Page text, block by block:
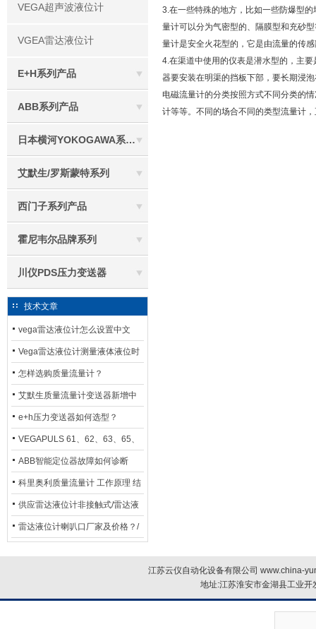
VEGA超声波液位计
VGEA雷达液位计
E+H系列产品
ABB系列产品
日本横河YOKOGAWA系列产品
艾默生/罗斯蒙特系列
西门子系列产品
霍尼韦尔品牌系列
川仪PDS压力变送器
技术文章
vega雷达液位计怎么设置中文
Vega雷达液位计测量液体液位时
应如何选型？
怎样选购质量流量计？
艾默生质量流量计变送器新增中
文显示选项，操作更便捷
e+h压力变送器如何选型？
VEGAPULS 61、62、63、65、
66在化工行业中的应用
ABB智能定位器故障如何诊断
科里奥利质量流量计 工作原理 结
构特点 选用安装使用
供应雷达液位计非接触式/雷达液
位计厂家
雷达液位计喇叭口厂家及价格？/
3.在一些特殊的地方，比如一些防爆型
量计可以分为气密型的、隔膜型和充砂
量计是安全火花型的，它是由流量的传
4.在渠道中使用的仪表是潜水型的，主
器要安装在明渠的挡板下部，要长期浸
电磁流量计的分类按照方式不同分类的
计等等。不同的场合不同的类型流量计
江苏云仪自动化设备有限公司 www.china-
地址:江苏淮安市金湖县工业